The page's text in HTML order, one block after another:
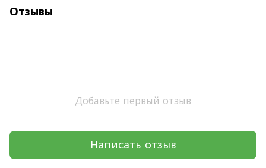
Отзывы
Добавьте первый отзыв
Написать отзыв